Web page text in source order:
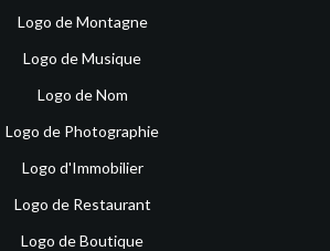
Logo de Montagne
Logo de Musique
Logo de Nom
Logo de Photographie
Logo d'Immobilier
Logo de Restaurant
Logo de Boutique